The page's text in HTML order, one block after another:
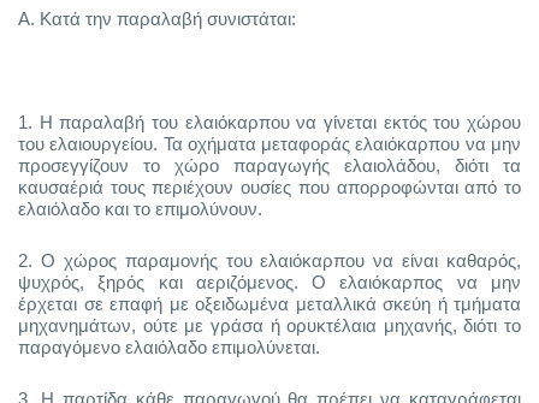
Α. Κατά την παραλαβή συνιστάται:
1. Η παραλαβή του ελαιόκαρπου να γίνεται εκτός του χώρου
του ελαιουργείου. Τα οχήματα μεταφοράς ελαιόκαρπου να μην
προσεγγίζουν το χώρο παραγωγής ελαιολάδου, διότι τα
καυσαέριά τους περιέχουν ουσίες που απορροφώνται από το
ελαιόλαδο και το επιμολύνουν.
2. Ο χώρος παραμονής του ελαιόκαρπου να είναι καθαρός,
ψυχρός, ξηρός και αεριζόμενος. Ο ελαιόκαρπος να μην
έρχεται σε επαφή με οξειδωμένα μεταλλικά σκεύη ή τμήματα
μηχανημάτων, ούτε με γράσα ή ορυκτέλαια μηχανής, διότι το
παραγόμενο ελαιόλαδο επιμολύνεται.
3. Η παρτίδα κάθε παραγωγού θα πρέπει να καταγράφεται